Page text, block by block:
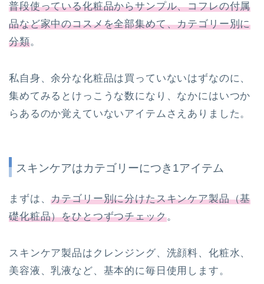
普段使っている化粧品からサンプル、コフレの付属
品など家中のコスメを全部集めて、カテゴリー別に
分類。
私自身、余分な化粧品は買っていないはずなのに、
集めてみるとけっこうな数になり、なかにはいつか
らあるのか覚えていないアイテムさえありました。
スキンケアはカテゴリーにつき1アイテム
まずは、カテゴリー別に分けたスキンケア製品（基
礎化粧品）をひとつずつチェック。
スキンケア製品はクレンジング、洗顔料、化粧水、
美容液、乳液など、基本的に毎日使用します。